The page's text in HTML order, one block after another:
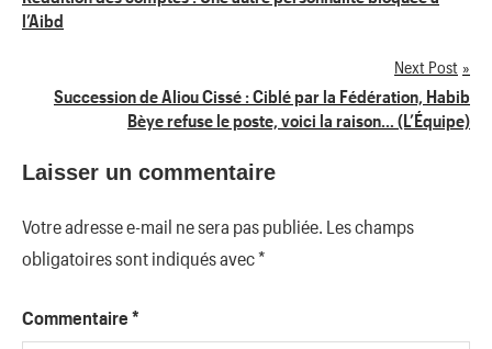
de
l’Aibd
Next Post
Succession de Aliou Cissé : Ciblé par la Fédération, Habib
Bèye refuse le poste, voici la raison… (L’Équipe)
Laisser un commentaire
Votre adresse e-mail ne sera pas publiée. Les champs
obligatoires sont indiqués avec*
Commentaire *